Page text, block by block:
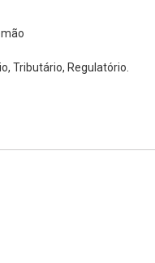
Tributário, Regulatório.